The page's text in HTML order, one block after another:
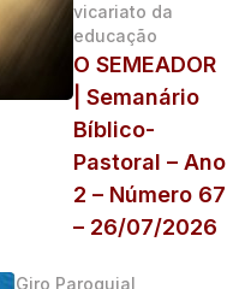
vicariato da
educação
O SEMEADOR
| Semanário
Bíblico-
Pastoral – Ano
2 – Número 67
– 26/07/2026
Giro Paroquial